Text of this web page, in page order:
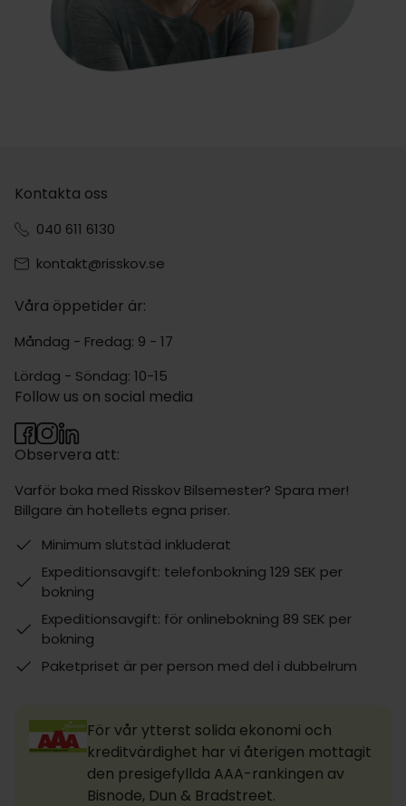
Kontakta oss
040 611 6130
kontakt@risskov.se
Våra öppetider är:
Måndag - Fredag: 9 - 17
Lördag - Söndag: 10-15
Observera att:
Varför boka med Risskov Bilsemester? Spara mer!
Billgare än hotellets egna priser.
Minimum slutstäd inkluderat
Expeditionsavgift: telefonbokning 129 SEK per
bokning
Expeditionsavgift: för onlinebokning 89 SEK per
bokning
Paketpriset är per person med del i dubbelrum
Follow us on social media
För vår ytterst solida ekonomi och
kreditvärdighet har vi återigen mottagit
den presigefyllda AAA-rankingen av
Bisnode, Dun & Bradstreet.